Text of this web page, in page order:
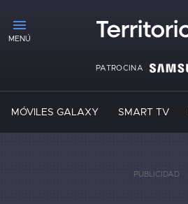
PATROCINA
MENÚ
MÓVILES GALAXY SMART TV